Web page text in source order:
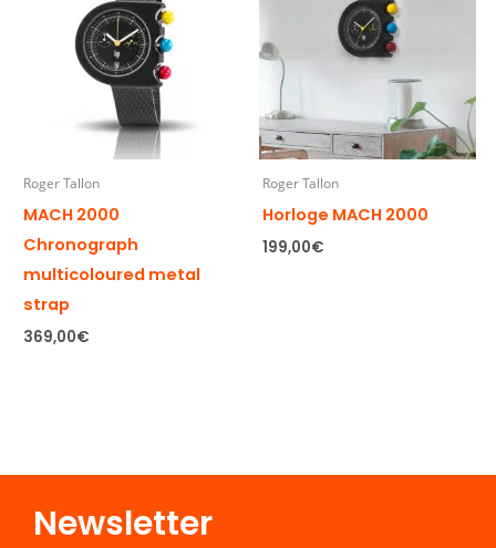
Roger Tallon
MACH 2000
Chronograph
multicoloured metal
strap
369,00€
Roger Tallon
Horloge MACH 2000
199,00€
Newsletter​